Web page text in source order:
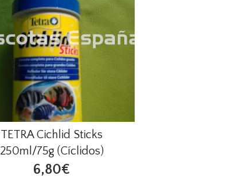
TETRA Cichlid Sticks
250ml/75g (Cíclidos)
6,80€